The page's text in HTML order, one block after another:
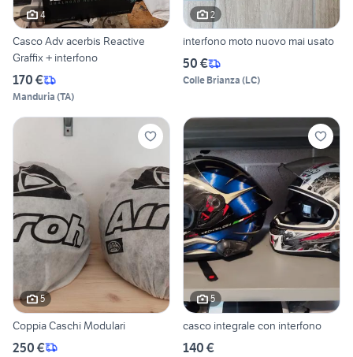
4
Casco Adv acerbis Reactive
Graffix + interfono
170 €
Manduria (TA)
2
interfono moto nuovo mai usato
50 €
Colle Brianza (LC)
5
Coppia Caschi Modulari
250 €
5
casco integrale con interfono
140 €